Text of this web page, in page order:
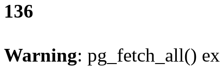
136
Warning: pg_fetch_all()